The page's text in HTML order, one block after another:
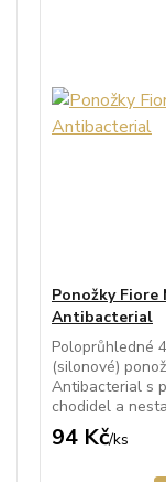
Ponožky Fiore
Antibacterial
Poloprůhledné
(silonové)
Antibacterial s
chodidel a
94 Kč/ks